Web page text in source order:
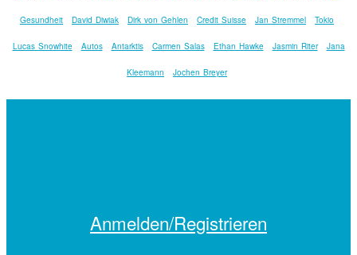
Gesundheit David Diwiak Dirk von Gehlen Credit Suisse Jan Stremmel Tokio
Lucas Snowhite Autos Antarktis Carmen Salas Ethan Hawke Jasmin Riter Jana
Kleemann Jochen Breyer
Anmelden/Registrieren